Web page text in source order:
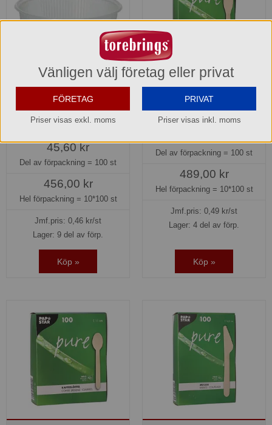
Förpackningsbehållare
rund 125 ml 10,1 x 3,1 cm
klar Starpak
45,60 kr
Del av förpackning = 100 st
456,00 kr
Hel förpackning = 10*100 st
Jmf.pris: 0,46 kr/st
Lager: 9 del av förp.
Köp »
Gaffel Trä 165 mm "pure"
Papstar
84838
Del av förpackning = 100 st
489,00 kr
Hel förpackning = 10*100 st
Jmf.pris: 0,49 kr/st
Lager: 4 del av förp.
Köp »
Vänligen välj företag eller privat
FÖRETAG
Priser visas exkl. moms
PRIVAT
Priser visas inkl. moms